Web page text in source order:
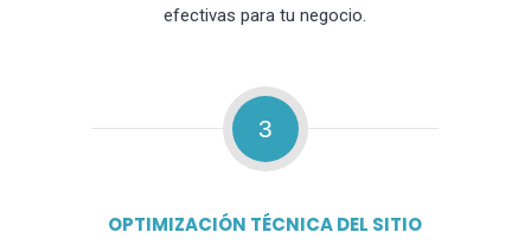
efectivas para tu negocio.
3
OPTIMIZACIÓN TÉCNICA DEL SITIO